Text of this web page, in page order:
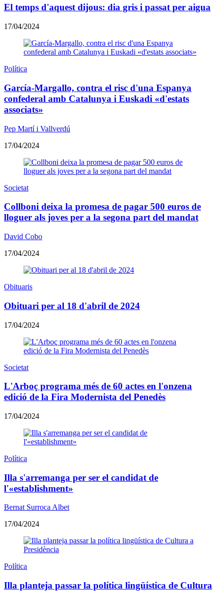
El temps d'aquest dijous: dia gris i passat per aigua
17/04/2024
Política
García-Margallo, contra el risc d'una Espanya
confederal amb Catalunya i Euskadi «d'estats
associats»
Pep Martí i Vallverdú
17/04/2024
Societat
Collboni deixa la promesa de pagar 500 euros de
lloguer als joves per a la segona part del mandat
David Cobo
17/04/2024
Obituaris
Obituari per al 18 d'abril de 2024
17/04/2024
Societat
L'Arboç programa més de 60 actes en l'onzena
edició de la Fira Modernista del Penedès
17/04/2024
Política
Illa s'arremanga per ser el candidat de
l'«establishment»
Bernat Surroca Albet
17/04/2024
Política
Illa planteja passar la política lingüística de Cultura